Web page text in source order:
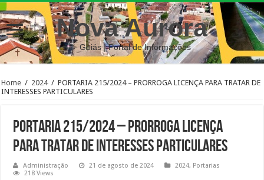
Nova Aurora
– Goiás | Portal de Informações
Home / 2024 / PORTARIA 215/2024 – PRORROGA LICENÇA PARA TRATAR DE
INTERESSES PARTICULARES
PORTARIA 215/2024 – PRORROGA LICENÇA
PARA TRATAR DE INTERESSES PARTICULARES
Administração 21 de agosto de 2024 2024, Portarias
218 Views